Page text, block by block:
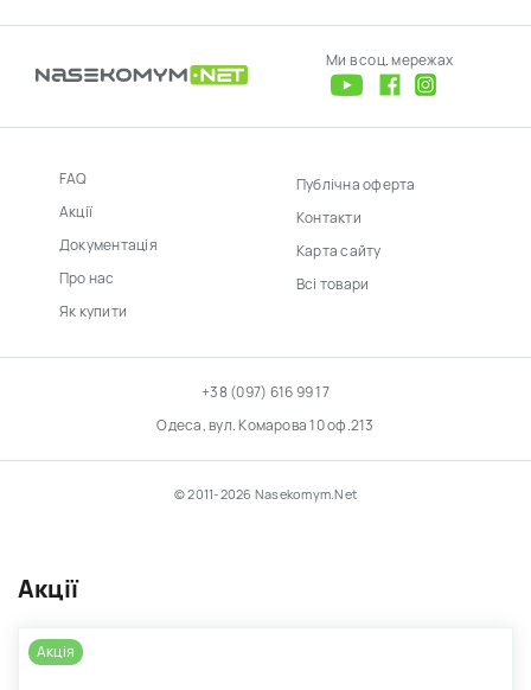
Акції
Акція
Ми в соц. мережах
FAQ
Акції
Документація
Про нас
Як купити
Публічна оферта
Контакти
Карта сайту
Всі товари
+38 (097) 616 99 17
Одеса, вул. Комарова 10 оф.213
© 2011-2026 Nasekomym.Net